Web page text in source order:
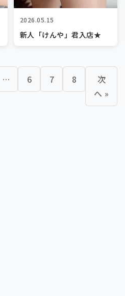
2026.05.15
新人「けんや」君入店★
… 6 7 8
次
へ »